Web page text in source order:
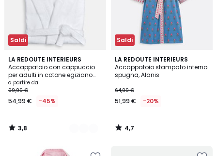
Saldi
LA REDOUTE INTERIEURS
Accappatoio con cappuccio
per adulti in cotone egiziano
400 g/m2, Kheops
a partire da
99,99 €
54,99 € -45%
3,8
/ 5
3
Colori
3,8
/
Saldi
LA REDOUTE INTERIEURS
Accappatoio stampato interno
spugna, Alanis
64,99 €
51,99 € -20%
4,7
/ 5
4,7
/